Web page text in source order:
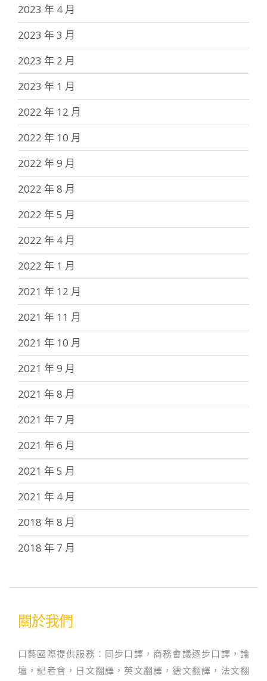
2023 年 4 月
2023 年 3 月
2023 年 2 月
2023 年 1 月
2022 年 12 月
2022 年 10 月
2022 年 9 月
2022 年 8 月
2022 年 5 月
2022 年 4 月
2022 年 1 月
2021 年 12 月
2021 年 11 月
2021 年 10 月
2021 年 9 月
2021 年 8 月
2021 年 7 月
2021 年 6 月
2021 年 5 月
2021 年 4 月
2018 年 8 月
2018 年 7 月
關於我們
口藝國際提供服務：同步口譯，商務會議逐步口譯，論
壇，記者會，日文翻譯，英文翻譯，德文翻譯，法文翻